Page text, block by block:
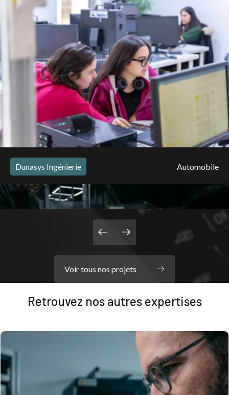
Dunasys Ingénierie Automobile
Plateau PRD : Développement embarqué et
validation SDK pour un grand constructeur
Energie
FlexFuel – Supervision intelligente des
interventions moteur
Voir tous nos projets
Retrouvez nos autres expertises